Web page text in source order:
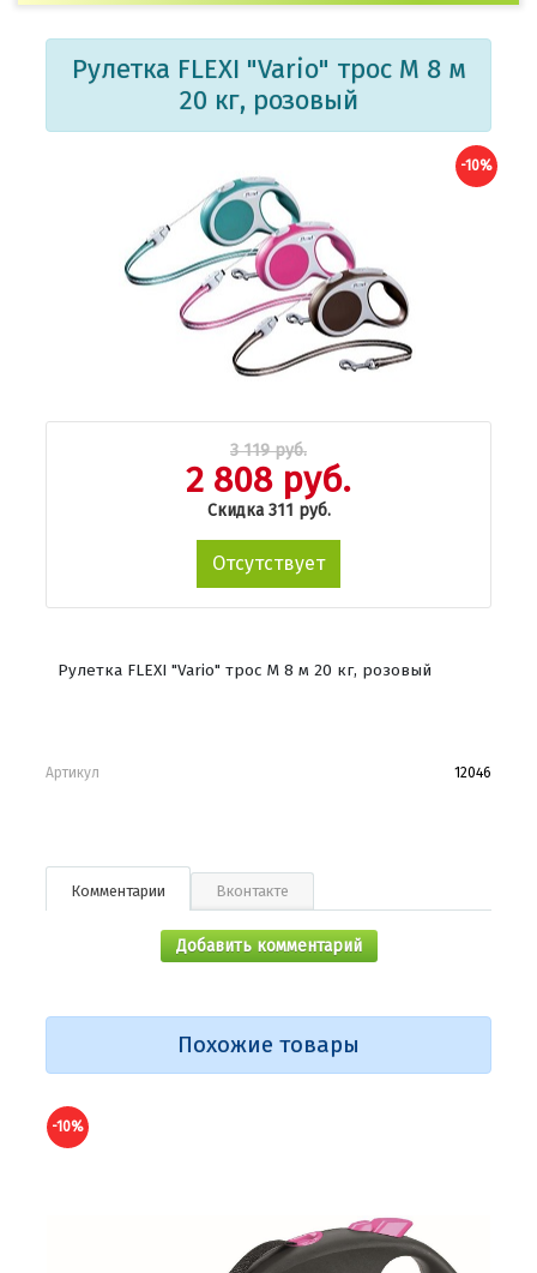
Рулетка FLEXI "Vario" трос M 8 м
20 кг, розовый
-10%
3 119 руб.
2 808 руб.
Скидка 311 руб.
Отсутствует
Рулетка FLEXI "Vario" трос M 8 м 20 кг, розовый
Артикул 12046
Комментарии Вконтакте
Добавить комментарий
Похожие товары
-10%